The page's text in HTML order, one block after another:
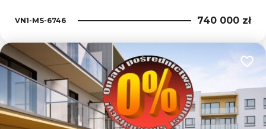
VN1-MS-6746 740 000 zł